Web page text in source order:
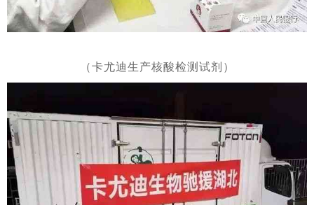
（卡尤迪生产核酸检测试剂）